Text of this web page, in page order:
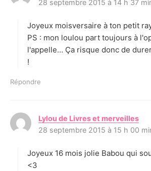
i
:
28 septembre 2015 à 14 h 37
Joyeux moisversaire à ton petit
PS : mon loulou part toujours à
l'appelle… Ça risque donc de
!
Répondre
Lylou de Livres et merveilles
:
28 septembre 2015 à 15 h 00
Joyeux 16 mois jolie Babou qui
<3